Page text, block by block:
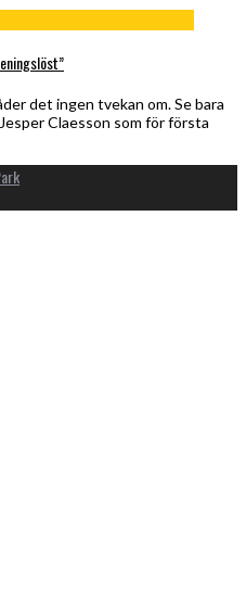
det ingen tvekan om. Se bara
Claesson som för första